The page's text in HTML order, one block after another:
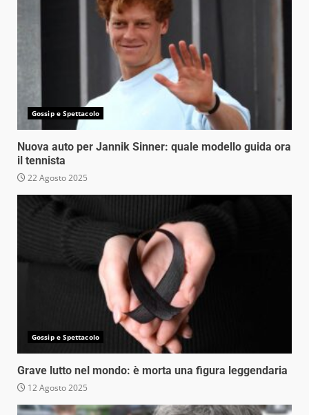
Gossip e Spettacolo
Nuova auto per Jannik Sinner: quale modello guida ora
il tennista
22 Agosto 2025
Gossip e Spettacolo
Grave lutto nel mondo: è morta una figura leggendaria
12 Agosto 2025